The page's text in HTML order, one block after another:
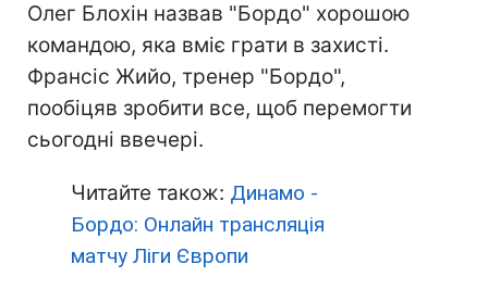
Олег Блохін назвав "Бордо" хорошою
командою, яка вміє грати в захисті.
Франсіс Жийо, тренер "Бордо",
пообіцяв зробити все, щоб перемогти
сьогодні ввечері.
Читайте також: Динамо -
Бордо: Онлайн трансляція
матчу Ліги Європи